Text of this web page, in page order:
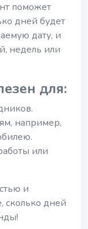
поможет
дней будет
дату, и
недель или
для:
например,
или
и
сколько дней